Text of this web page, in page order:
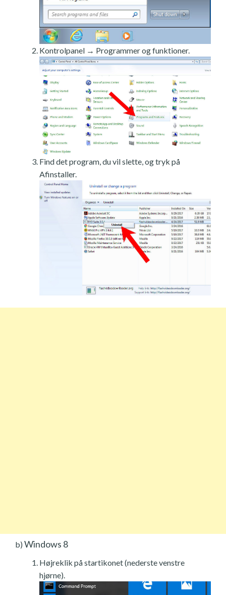
Kontrolpanel → Programmer og funktioner.
Find det program, du vil slette, og tryk på
Afinstaller.
b) Windows 8
Højreklik på startikonet (nederste venstre
hjørne).